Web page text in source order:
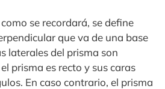
se recordará, se define
que va de una base
laterales del prisma son
prisma es recto y sus caras
En caso contrario, el prisma